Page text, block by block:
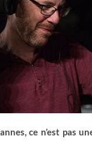
ce n’est pas